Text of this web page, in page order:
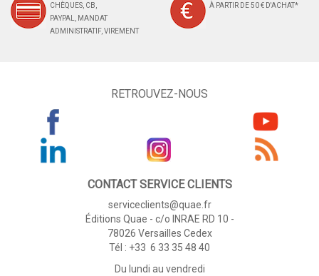
CHÈQUES, CB,
PAYPAL, MANDAT
ADMINISTRATIF, VIREMENT
À PARTIR DE 50 € D'ACHAT*
RETROUVEZ-NOUS
CONTACT SERVICE CLIENTS
serviceclients@quae.fr
Éditions Quae - c/o INRAE RD 10 -
78026 Versailles Cedex
Tél : +33 6 33 35 48 40
Du lundi au vendredi